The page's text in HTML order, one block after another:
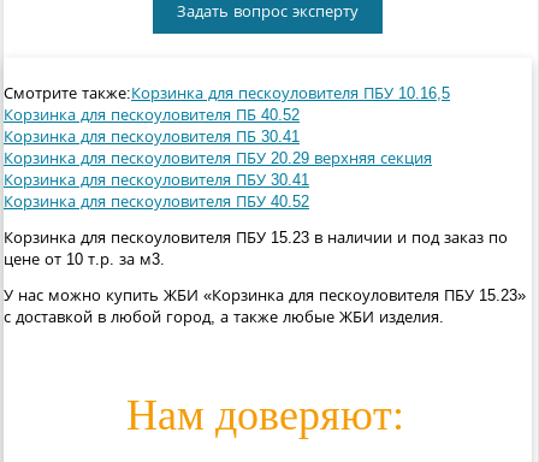
Задать вопрос эксперту
Смотрите также:Корзинка для пескоуловителя ПБУ 10.16,5
Корзинка для пескоуловителя ПБ 40.52
Корзинка для пескоуловителя ПБ 30.41
Корзинка для пескоуловителя ПБУ 20.29 верхняя секция
Корзинка для пескоуловителя ПБУ 30.41
Корзинка для пескоуловителя ПБУ 40.52
Корзинка для пескоуловителя ПБУ 15.23 в наличии и под заказ по
цене от 10 т.р. за м3.
У нас можно купить ЖБИ «Корзинка для пескоуловителя ПБУ 15.23»
с доставкой в любой город, а также любые ЖБИ изделия.
Нам доверяют: